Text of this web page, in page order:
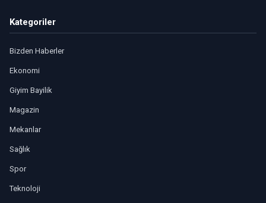
Kategoriler
Bizden Haberler
Ekonomi
Giyim Bayilik
Magazin
Mekanlar
Sağlık
Spor
Teknoloji